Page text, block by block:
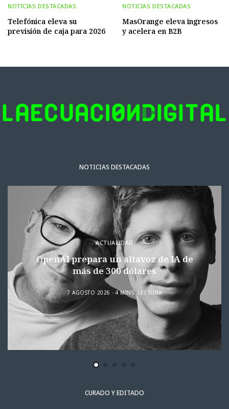
NOTICIAS DESTACADAS
Telefónica eleva su
previsión de caja para 2026
NOTICIAS DESTACADAS
MasOrange eleva ingresos
y acelera en B2B
NOTICIAS DESTACADAS
ACTUALIDAD
OpenAI prepara un altavoz de IA de
más de 300 dólares
7 AGOSTO 2026 4 MINS. LECTURA
CURADO Y EDITADO